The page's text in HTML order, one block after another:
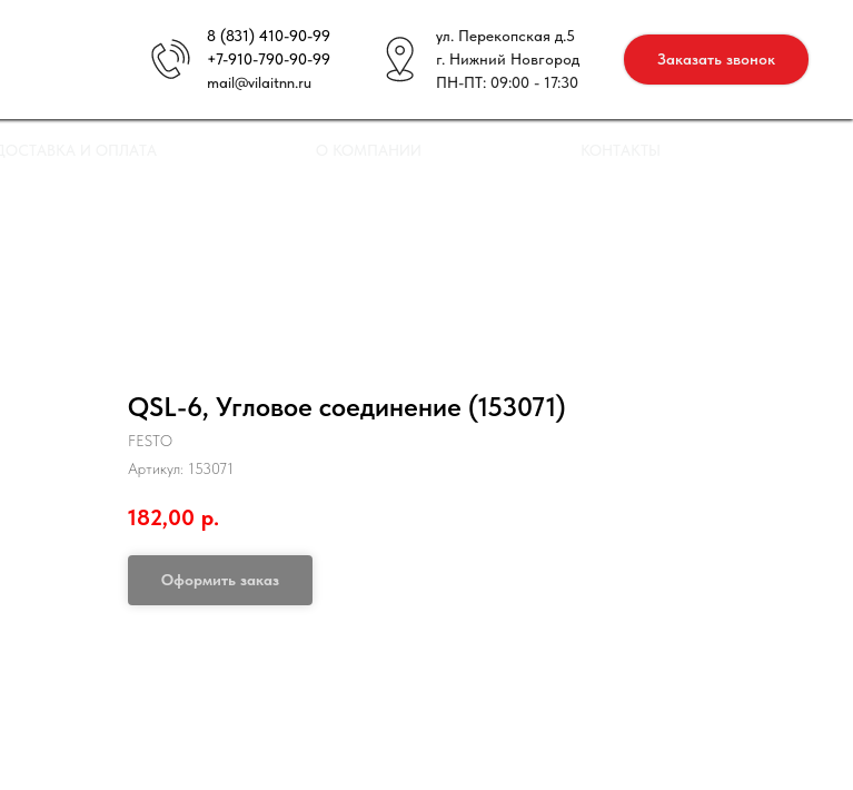
8 (831) 410-90-99
+7-910-790-90-99
mail@vilaitnn.ru
ул. Перекопская д.5
г. Нижний Новгород
ПН-ПТ: 09:00 - 17:30
Заказать звонок
QSL-6, Угловое соединение (153071)
FESTO
Артикул: 153071
182,00 р.
Оформить заказ